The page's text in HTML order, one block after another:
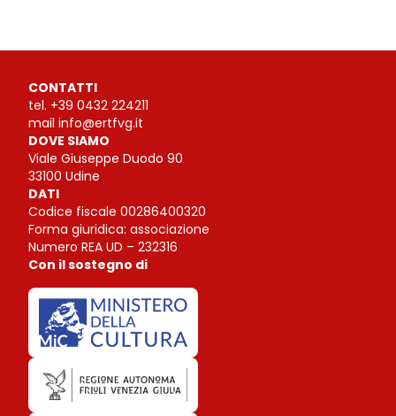
CONTATTI
tel. +39 0432 224211
mail info@ertfvg.it
DOVE SIAMO
Viale Giuseppe Duodo 90
33100 Udine
DATI
Codice fiscale 00286400320
Forma giuridica: associazione
Numero REA UD – 232316
Con il sostegno di